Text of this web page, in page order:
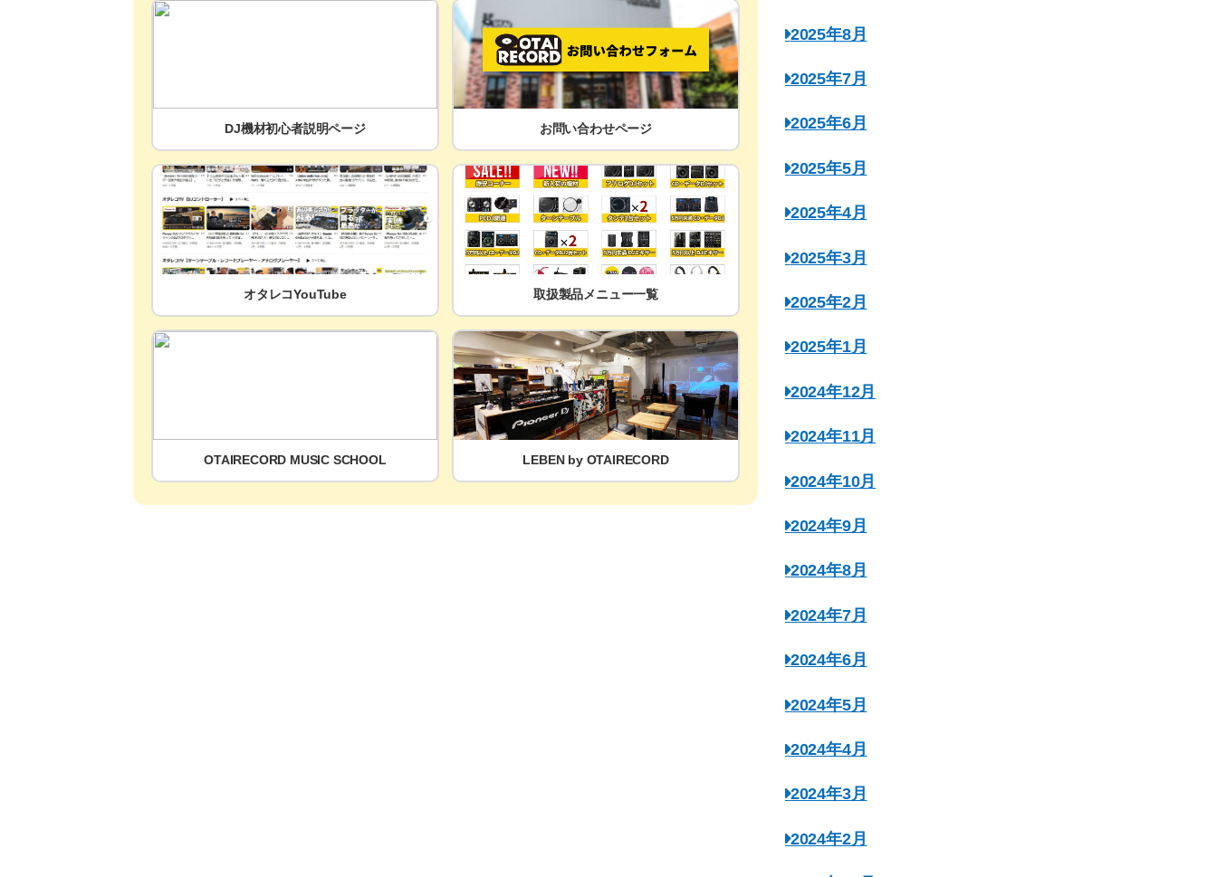
DJ機材初心者説明ページ お問い合わせページ
オタレコYouTube 取扱製品メニュー一覧
OTAIRECORD MUSIC SCHOOL LEBEN by OTAIRECORD
2025年8月
2025年7月
2025年6月
2025年5月
2025年4月
2025年3月
2025年2月
2025年1月
2024年12月
2024年11月
2024年10月
2024年9月
2024年8月
2024年7月
2024年6月
2024年5月
2024年4月
2024年3月
2024年2月